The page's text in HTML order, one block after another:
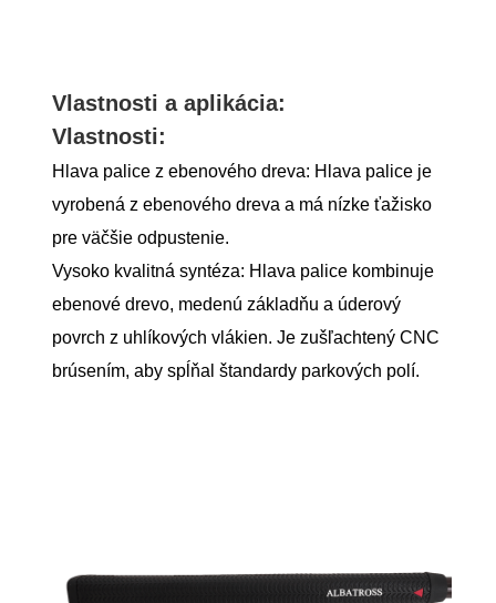
Vlastnosti a aplikácia:
Vlastnosti:
Hlava palice z ebenového dreva: Hlava palice je
vyrobená z ebenového dreva a má nízke ťažisko
pre väčšie odpustenie.
Vysoko kvalitná syntéza: Hlava palice kombinuje
ebenové drevo, medenú základňu a úderový
povrch z uhlíkových vlákien. Je zušľachtený CNC
brúsením, aby spĺňal štandardy parkových polí.